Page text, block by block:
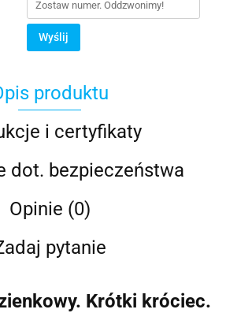
Wyślij
produktu
i certyfikaty
dot. bezpieczeństwa
Opinie (0)
pytanie
Krótki króciec.